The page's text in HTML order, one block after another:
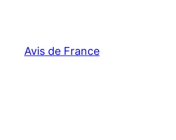
contenu
Avis de France